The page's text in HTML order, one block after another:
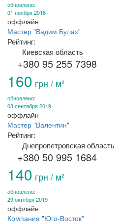
обновлено:
01 ноября 2018
оффлайн
Мастер "Вадим Булах"
Рейтинг:
Киевская область
+380 95 255 7398
160 грн / м²
обновлено:
03 сентября 2019
оффлайн
Мастер "Валентин"
Рейтинг:
Днепропетровская область
+380 50 995 1684
140 грн / м²
обновлено:
29 октября 2019
оффлайн
Компания "Юго-Восток"